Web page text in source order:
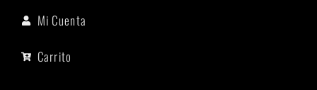
Mi Cuenta
Carrito